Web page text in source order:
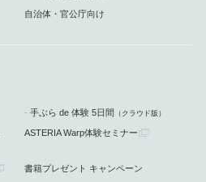
自治体・官公庁向け
手ぶら de 体験 5日間 （クラウド版）
ASTERIA Warp体験セミナー
書籍プレゼント キャンペーン